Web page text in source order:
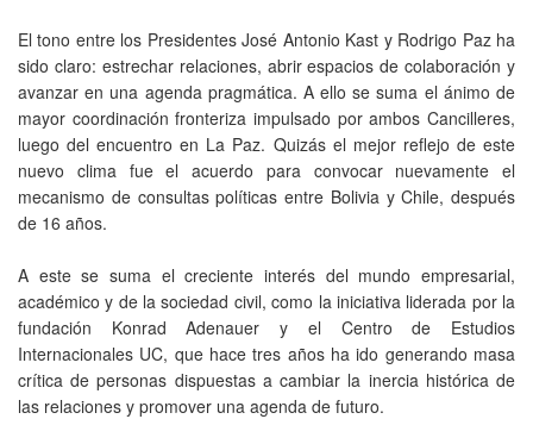
El tono entre los Presidentes José Antonio Kast y Rodrigo Paz ha
sido claro: estrechar relaciones, abrir espacios de colaboración y
avanzar en una agenda pragmática. A ello se suma el ánimo de
mayor coordinación fronteriza impulsado por ambos Cancilleres,
luego del encuentro en La Paz. Quizás el mejor reflejo de este
nuevo clima fue el acuerdo para convocar nuevamente el
mecanismo de consultas políticas entre Bolivia y Chile, después
de 16 años.
A este se suma el creciente interés del mundo empresarial,
académico y de la sociedad civil, como la iniciativa liderada por la
fundación Konrad Adenauer y el Centro de Estudios
Internacionales UC, que hace tres años ha ido generando masa
crítica de personas dispuestas a cambiar la inercia histórica de
las relaciones y promover una agenda de futuro.